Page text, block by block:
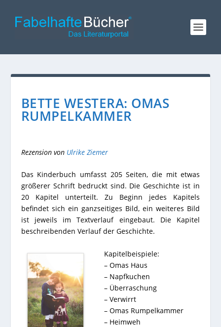
BETTE WESTERA: OMAS
RUMPELKAMMER
Rezension von Ulrike Ziemer
Das Kinderbuch umfasst 205 Seiten, die mit etwas
größerer Schrift bedruckt sind. Die Geschichte ist in
20 Kapitel unterteilt. Zu Beginn jedes Kapitels
befindet sich ein ganzseitiges Bild, ein weiteres Bild
ist jeweils im Textverlauf eingebaut. Die Kapitel
beschreibenden Verlauf der Geschichte.
Kapitelbeispiele:
– Omas Haus
– Napfkuchen
– Überraschung
– Verwirrt
– Omas Rumpelkammer
– Heimweh